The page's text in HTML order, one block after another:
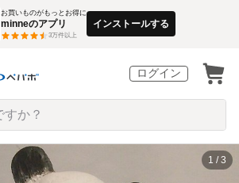
お買いものがもっとお得に
minneのアプリ
3万件以上
インストールする
ログイン
1 / 3